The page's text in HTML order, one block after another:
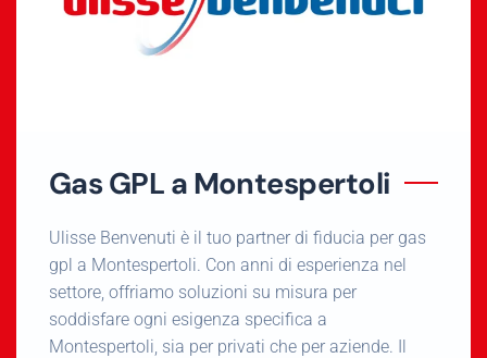
Gas GPL a Montespertoli
Ulisse Benvenuti è il tuo partner di fiducia per gas
gpl a Montespertoli. Con anni di esperienza nel
settore, offriamo soluzioni su misura per
soddisfare ogni esigenza specifica a
Montespertoli, sia per privati che per aziende. Il